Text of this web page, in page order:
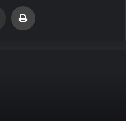
Email'den paylaş